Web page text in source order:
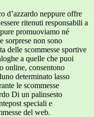
d’azzardo neppure offre
ritenuti responsabili a
promuoviamo né
sorprese non sono
delle scommesse sportive
a quelle che puoi
online, consentono
determinato lasso
le scommesse
Di un palinsesto
speciali e
del web.